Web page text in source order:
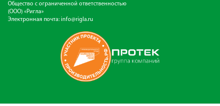
Общество с ограниченной ответственностью
(ООО) «Ригла»
Электронная почта: info@rigla.ru